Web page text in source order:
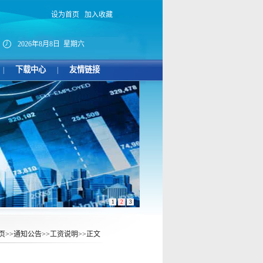
设为首页 加入收藏
2026年8月8日 星期六
下载中心 友情链接
1 2 3
>>通知公告>>工资说明>>正文